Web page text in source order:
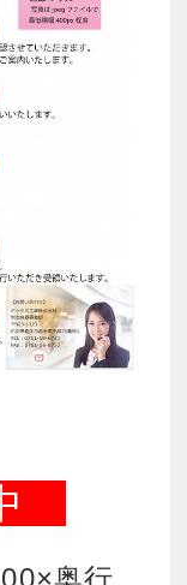
奥行